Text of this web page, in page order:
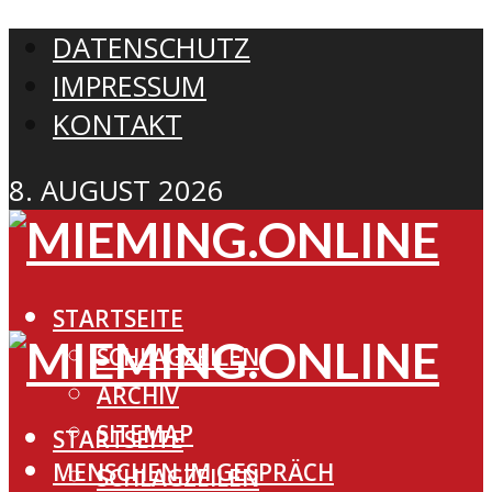
DATENSCHUTZ
IMPRESSUM
KONTAKT
8. AUGUST 2026
STARTSEITE
SCHLAGZEILEN
ARCHIV
SITEMAP
MENSCHEN IM GESPRÄCH
STARTSEITE
SCHLAGZEILEN